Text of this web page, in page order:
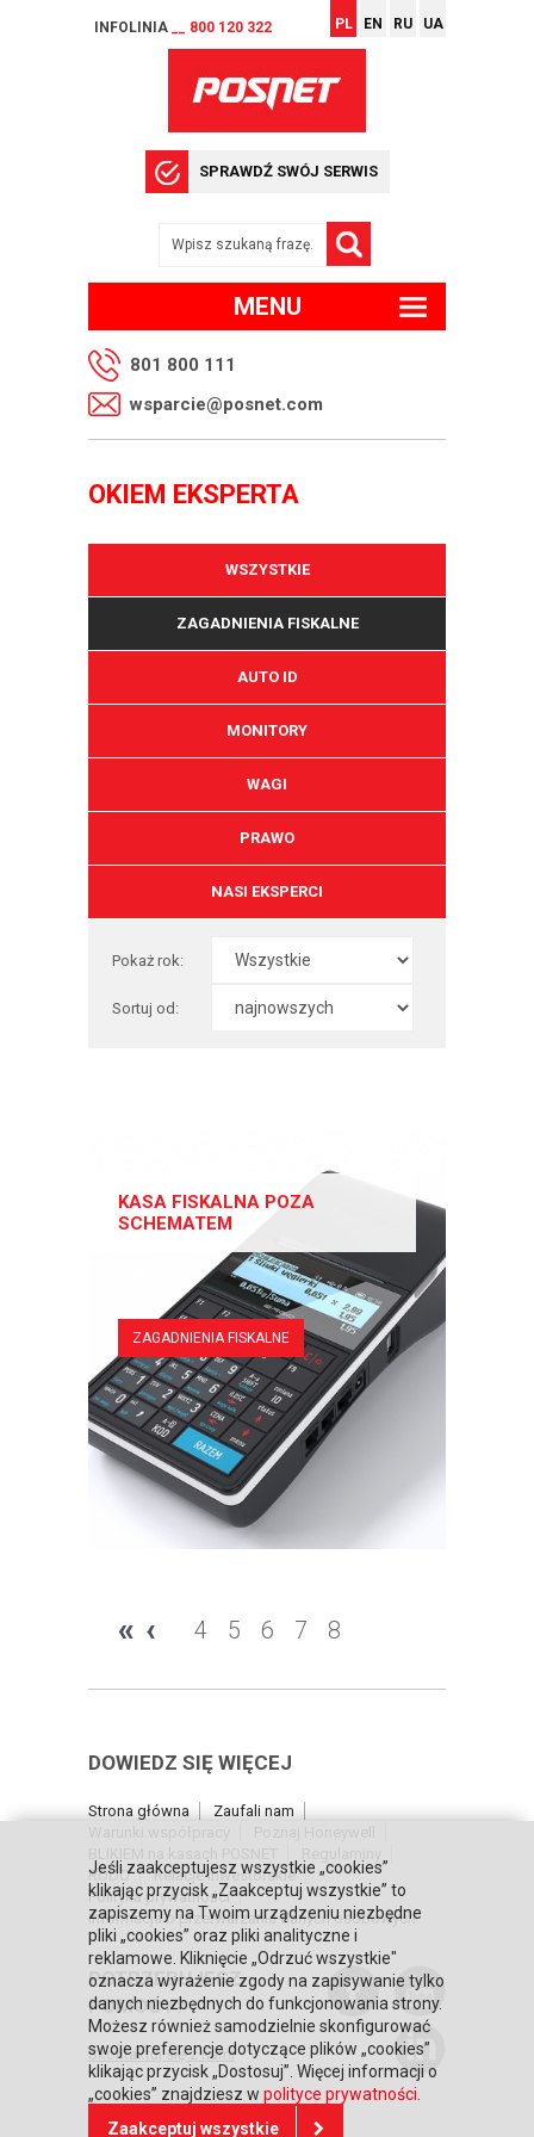
INFOLINIA __ 800 120 322 PL EN RU UA
SPRAWDŹ SWÓJ SERWIS
MENU
801 800 111
wsparcie@posnet.com
OKIEM EKSPERTA
WSZYSTKIE
ZAGADNIENIA FISKALNE
AUTO ID
MONITORY
WAGI
PRAWO
NASI EKSPERCI
Pokaż rok:
Sortuj od:
KASA FISKALNA POZA
SCHEMATEM
ZAGADNIENIA FISKALNE
« ‹ 4 5 6 7 8
DOWIEDZ SIĘ WIĘCEJ
Strona główna
Zaufali nam
RODO
Relacje inwestorskie
Polityka prywatności
Informacja o przetwarzaniu danych osobowych
POTRZEBUJESZ
POMOCY?
Skontaktuj się z nami
Jeśli zaakceptujesz wszystkie „cookies”
klikając przycisk „Zaakceptuj wszystkie” to
zapiszemy na Twoim urządzeniu niezbędne
pliki „cookies” oraz pliki analityczne i
reklamowe. Kliknięcie „Odrzuć wszystkie"
oznacza wyrażenie zgody na zapisywanie tylko
danych niezbędnych do funkcjonowania strony.
Możesz również samodzielnie skonfigurować
swoje preferencje dotyczące plików „cookies”
klikając przycisk „Dostosuj”. Więcej informacji o
„cookies” znajdziesz w polityce prywatności
Zaakceptuj wszystkie